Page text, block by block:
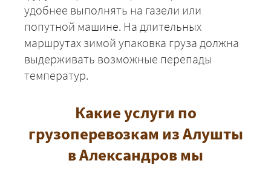
удобнее выполнять на газели или
попутной машине. На длительных
маршрутах зимой упаковка груза должна
выдерживать возможные перепады
температур.
Какие услуги по
грузоперевозкам из Алушты
в Александров мы
+7 (499) 520-05-23